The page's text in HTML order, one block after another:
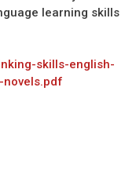
learning skills
skills-english-